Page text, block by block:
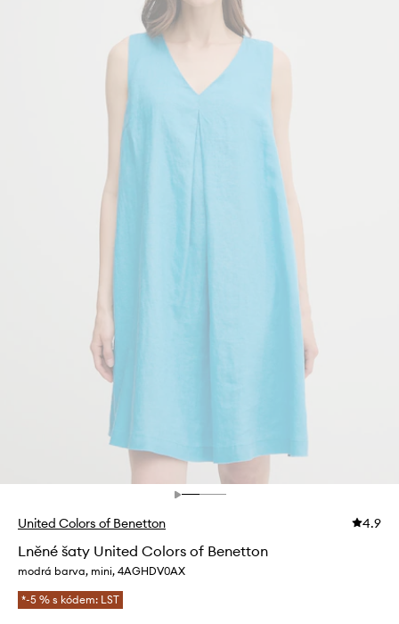
United Colors of Benetton 4.9
Lněné šaty United Colors of Benetton
modrá barva, mini, 4AGHDV0AX
*-5 % s kódem: LST